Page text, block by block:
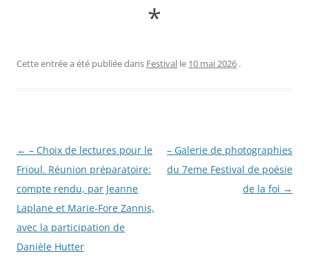
*
Cette entrée a été publiée dans Festival le 10 mai 2026 .
Navigation
des
articles
← – Choix de lectures pour le
Frioul. Réunion préparatoire:
compte rendu, par Jeanne
Laplane et Marie-Fore Zannis,
avec la participation de
Danièle Hutter
– Galerie de photographies
du 7eme Festival de poésie
de la foi →